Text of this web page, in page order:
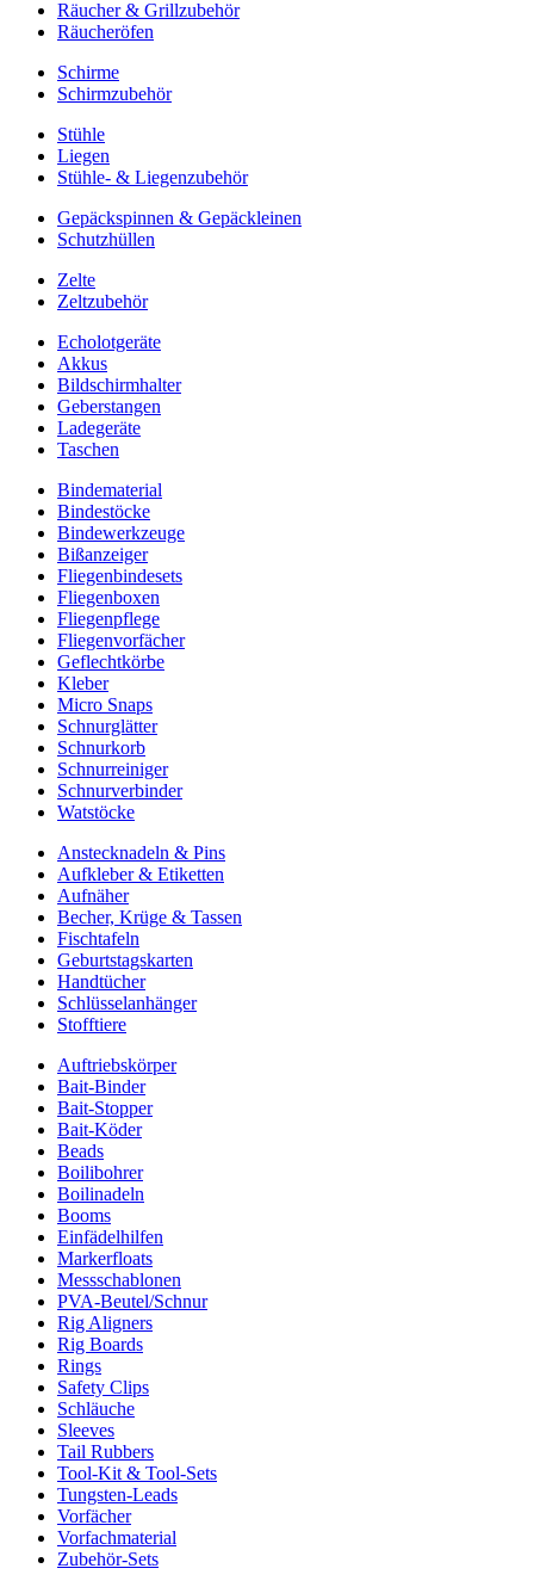
Räucher & Grillzubehör
Räucheröfen
Schirme
Schirmzubehör
Stühle
Liegen
Stühle- & Liegenzubehör
Gepäckspinnen & Gepäckleinen
Schutzhüllen
Zelte
Zeltzubehör
Echolotgeräte
Akkus
Bildschirmhalter
Geberstangen
Ladegeräte
Taschen
Bindematerial
Bindestöcke
Bindewerkzeuge
Bißanzeiger
Fliegenbindesets
Fliegenboxen
Fliegenpflege
Fliegenvorfächer
Geflechtkörbe
Kleber
Micro Snaps
Schnurglätter
Schnurkorb
Schnurreiniger
Schnurverbinder
Watstöcke
Anstecknadeln & Pins
Aufkleber & Etiketten
Aufnäher
Becher, Krüge & Tassen
Fischtafeln
Geburtstagskarten
Handtücher
Schlüsselanhänger
Stofftiere
Auftriebskörper
Bait-Binder
Bait-Stopper
Bait-Köder
Beads
Boilibohrer
Boilinadeln
Booms
Einfädelhilfen
Markerfloats
Messschablonen
PVA-Beutel/Schnur
Rig Aligners
Rig Boards
Rings
Safety Clips
Schläuche
Sleeves
Tail Rubbers
Tool-Kit & Tool-Sets
Tungsten-Leads
Vorfächer
Vorfachmaterial
Zubehör-Sets